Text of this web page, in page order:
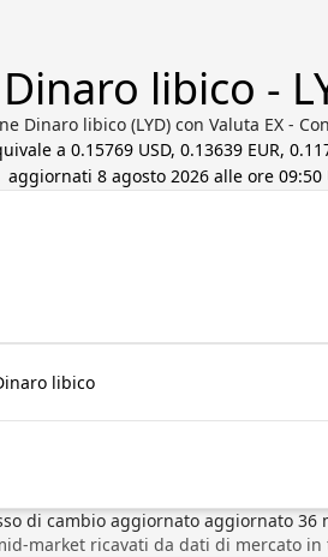
Dinaro libico -
Dinaro libico (LYD) con Valuta EX -
a 0.15769 USD, 0.13639 EUR,
aggiornati 8 agosto 2026 alle ore 09:50
libico
di cambio aggiornato aggiornato 36
market ricavati da dati di mercato